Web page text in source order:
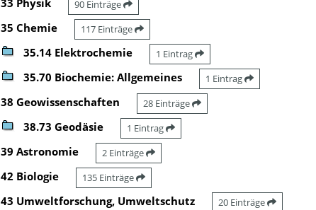
33 Physik 90 Einträge
35 Chemie 117 Einträge
35.14 Elektrochemie 1 Eintrag
35.70 Biochemie: Allgemeines 1 Eintrag
38 Geowissenschaften 28 Einträge
38.73 Geodäsie 1 Eintrag
39 Astronomie 2 Einträge
42 Biologie 135 Einträge
43 Umweltforschung, Umweltschutz 20 Einträge